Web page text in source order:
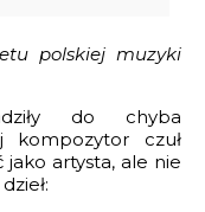
polskiej muzyki
do chyba
kompozytor czuł
jako artysta, ale nie